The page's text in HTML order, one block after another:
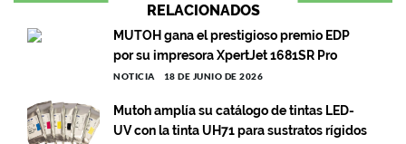
RELACIONADOS
MUTOH gana el prestigioso premio EDP
por su impresora XpertJet 1681SR Pro
NOTICIA 18 DE JUNIO DE 2026
Mutoh amplía su catálogo de tintas LED-
UV con la tinta UH71 para sustratos rígidos